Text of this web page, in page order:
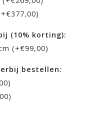
(10% korting):
(+€99,00)
bestellen: